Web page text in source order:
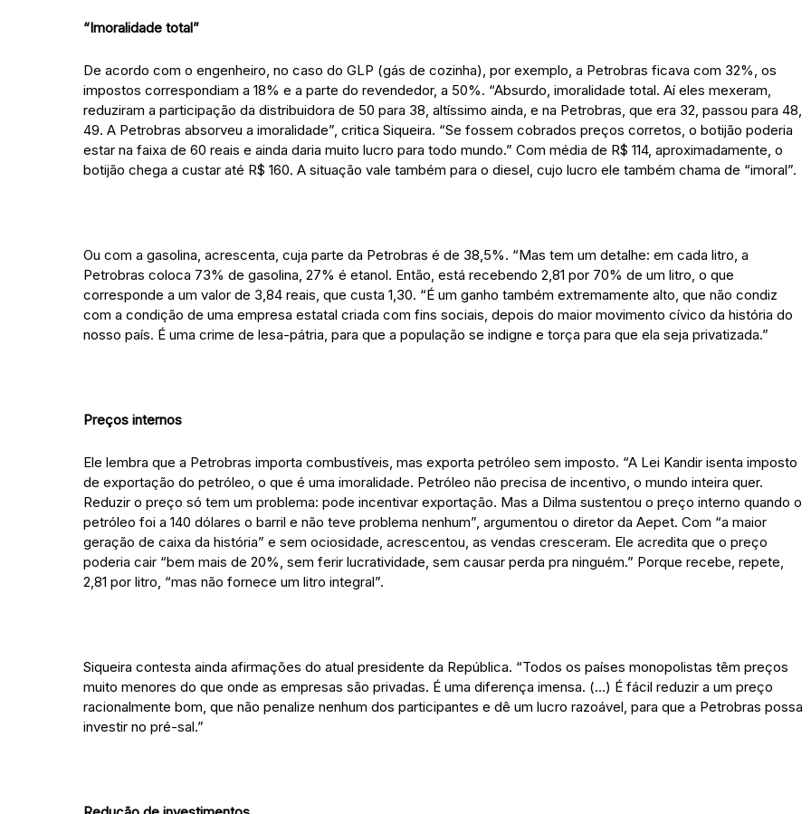
“Imoralidade total”
De acordo com o engenheiro, no caso do GLP (gás de cozinha), por exemplo, a Petrobras ficava com 32%, os
impostos correspondiam a 18% e a parte do revendedor, a 50%. “Absurdo, imoralidade total. Aí eles mexeram,
reduziram a participação da distribuidora de 50 para 38, altíssimo ainda, e na Petrobras, que era 32, passou para 48,
49. A Petrobras absorveu a imoralidade”, critica Siqueira. “Se fossem cobrados preços corretos, o botijão poderia
estar na faixa de 60 reais e ainda daria muito lucro para todo mundo.” Com média de R$ 114, aproximadamente, o
botijão chega a custar até R$ 160. A situação vale também para o diesel, cujo lucro ele também chama de “imoral”.
Ou com a gasolina, acrescenta, cuja parte da Petrobras é de 38,5%. “Mas tem um detalhe: em cada litro, a
Petrobras coloca 73% de gasolina, 27% é etanol. Então, está recebendo 2,81 por 70% de um litro, o que
corresponde a um valor de 3,84 reais, que custa 1,30. “É um ganho também extremamente alto, que não condiz
com a condição de uma empresa estatal criada com fins sociais, depois do maior movimento cívico da história do
nosso país. É uma crime de lesa-pátria, para que a população se indigne e torça para que ela seja privatizada.”
Preços internos
Ele lembra que a Petrobras importa combustíveis, mas exporta petróleo sem imposto. “A Lei Kandir isenta imposto
de exportação do petróleo, o que é uma imoralidade. Petróleo não precisa de incentivo, o mundo inteira quer.
Reduzir o preço só tem um problema: pode incentivar exportação. Mas a Dilma sustentou o preço interno quando o
petróleo foi a 140 dólares o barril e não teve problema nenhum”, argumentou o diretor da Aepet. Com “a maior
geração de caixa da história” e sem ociosidade, acrescentou, as vendas cresceram. Ele acredita que o preço
poderia cair “bem mais de 20%, sem ferir lucratividade, sem causar perda pra ninguém.” Porque recebe, repete,
2,81 por litro, “mas não fornece um litro integral”.
Siqueira contesta ainda afirmações do atual presidente da República. “Todos os países monopolistas têm preços
muito menores do que onde as empresas são privadas. É uma diferença imensa. (…) É fácil reduzir a um preço
racionalmente bom, que não penalize nenhum dos participantes e dê um lucro razoável, para que a Petrobras possa
investir no pré-sal.”